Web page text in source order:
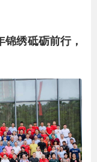
绣砥砺前行，